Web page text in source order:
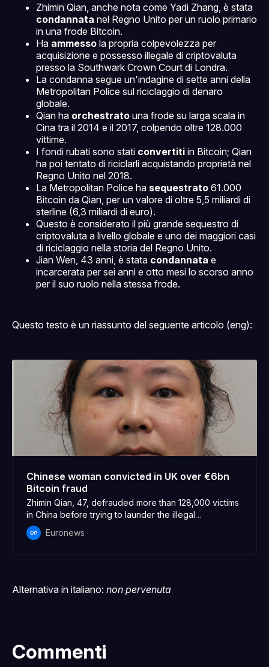
Zhimin Qian, anche nota come Yadi Zhang, è stata
condannata nel Regno Unito per un ruolo primario
in una frode Bitcoin.
Ha ammesso la propria colpevolezza per
acquisizione e possesso illegale di criptovaluta
presso la Southwark Crown Court di Londra.
La condanna segue un'indagine di sette anni della
Metropolitan Police sul riciclaggio di denaro
globale.
Qian ha orchestrato una frode su larga scala in
Cina tra il 2014 e il 2017, colpendo oltre 128.000
vittime.
I fondi rubati sono stati convertiti in Bitcoin; Qian
ha poi tentato di riciclarli acquistando proprietà nel
Regno Unito nel 2018.
La Metropolitan Police ha sequestrato 61.000
Bitcoin da Qian, per un valore di oltre 5,5 miliardi di
sterline (6,3 miliardi di euro).
Questo è considerato il più grande sequestro di
criptovaluta a livello globale e uno dei maggiori casi
di riciclaggio nella storia del Regno Unito.
Jian Wen, 43 anni, è stata condannata e
incarcerata per sei anni e otto mesi lo scorso anno
per il suo ruolo nella stessa frode.
Questo testo è un riassunto del seguente articolo (eng):
Chinese woman convicted in UK over €6bn
Bitcoin fraud
Zhimin Qian, 47, defrauded more than 128,000 victims
in China before trying to launder the illegal
cryptocurrency proceeds by buying property in the
UK.
Euronews
Alternativa in italiano: non pervenuta
Commenti